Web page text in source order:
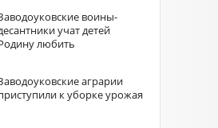
воины-
учат детей
любить
аграрии
к уборке урожая